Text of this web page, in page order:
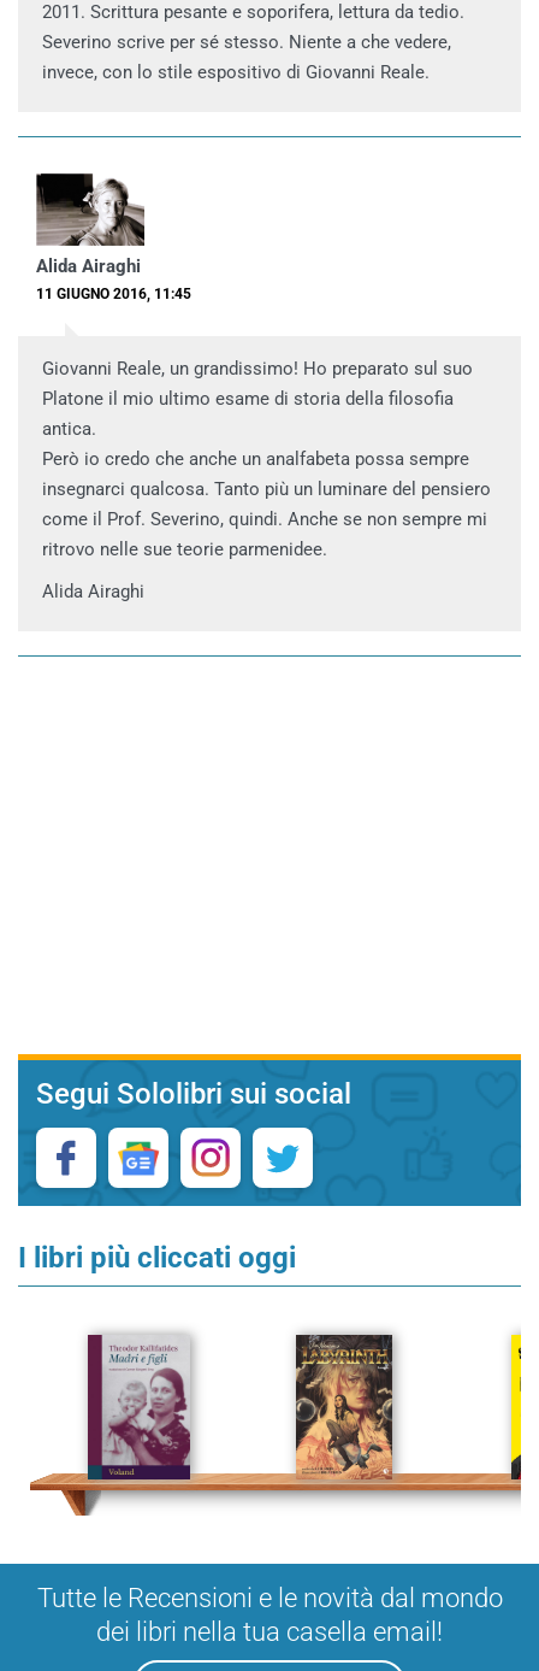
2011. Scrittura pesante e soporifera, lettura da tedio.
Severino scrive per sé stesso. Niente a che vedere,
invece, con lo stile espositivo di Giovanni Reale.
Alida Airaghi
11 GIUGNO 2016, 11:45
Giovanni Reale, un grandissimo! Ho preparato sul suo
Platone il mio ultimo esame di storia della filosofia
antica.
Però io credo che anche un analfabeta possa sempre
insegnarci qualcosa. Tanto più un luminare del pensiero
come il Prof. Severino, quindi. Anche se non sempre mi
ritrovo nelle sue teorie parmenidee.
Alida Airaghi
Segui Sololibri sui social
I libri più cliccati oggi
Tutte le Recensioni e le novità dal mondo
dei libri nella tua casella email!